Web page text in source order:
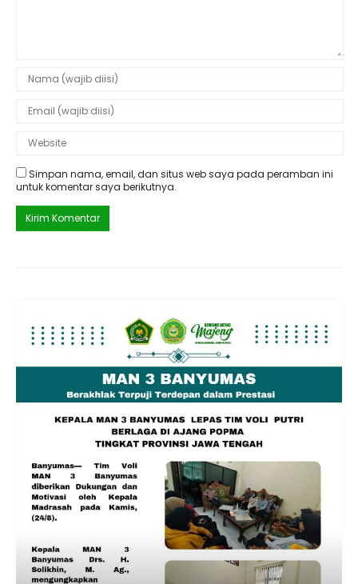
Simpan nama, email, dan situs web saya pada peramban ini
untuk komentar saya berikutnya.